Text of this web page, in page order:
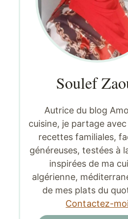
Soulef
Autrice du blog
cuisine, je partage
recettes familiales,
généreuses, testées à
inspirées de ma
algérienne,
de mes plats du
Contactez-